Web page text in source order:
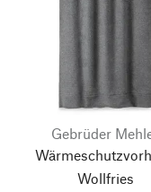
Gebrüder
Wollfries